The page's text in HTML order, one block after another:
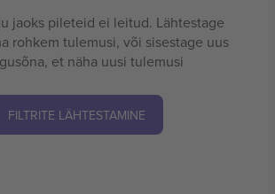
jaoks pileteid ei leitud. Lähtestage
rohkem tulemusi, või sisestage uus
et näha uusi tulemusi
FILTRITE LÄHTESTAMINE